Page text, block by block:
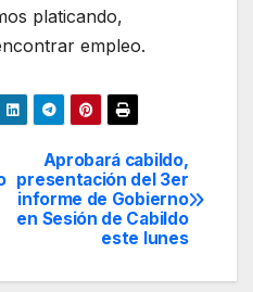
platicando,
empleo.
Aprobará cabildo,
presentación del 3er
informe de Gobierno
en Sesión de Cabildo
este lunes